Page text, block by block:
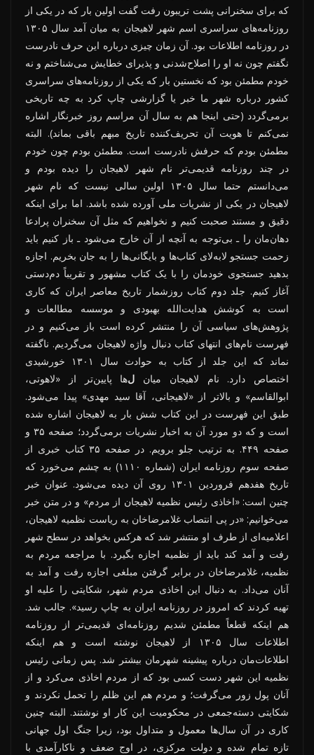
که برای سخنرانی پشت تریبون رفت گفت اولین بار که در یکی از
روزنامه‌های سراسری اسم شهر لاهیجان به میان آمد سال ۱۳۰۵
در روزنامه اطلاعات بود. آن زمان چیزی درباره این حرف نادرست
نگفتم چون نه او را اصلاح‌شدنی و پذیرای خطایش می‌شناختم و نه
خودم مطمئن بود که نخستین بار که یکی از روزنامه‌های سراسری
کشور درباره شهر ما خبر یا گزارشی چاپ کرد به چه تاریخی
برمی‌گردد (حتی اینجا هم به سال آن مراسم روز خبرنگار اشاره
نمی‌کنم تا هویت آن تحریف‌کننده تاریخ مبهم باقی بماند). البته
مطمئن بودم که حرفش نادرست است. مطمئن بودم چون خودم
در چند روزنامه قدیمی‌تر نام شهر لاهیجان را دیده بودم و
می‌دانستم حتما سال ۱۳۰۵ اولین سالی نیست که نام شهر
لاهیجان در یکی از نشریات ملی آورده شده باشد. اما برای اینکه
دقیق و مستند صحبت کنیم و نخواهیم که مثل آن سخنران پرادعا
دهان‌مان را ـ بی‌توجه به آنچه از آن خارج می‌شود ـ باز کنیم باید
زحمت جستجو لابه‌لای کتاب‌ها و بایگانی‌ها را به جان بخریم. اجازه
بدهید جستجوی خودمان را با یک کتاب مشهور و تقریباً دم‌دستی
آغاز کنیم. جلد دوم کتاب روزشمار تاریخ معاصر ایران که کاری
است به کوشش هدایت‌الله بهبودی و موسسه مطالعات و
پژوهش‌های سیاسی آن را منتشر کرده است باز می‌کنیم و در
فهرست نام‌های انتهای کتاب دنبال واژه لاهیجان می‌گردیم. ناگفته
نماند که این جلد از کتاب به حوادث سال ۱۳۰۱ خورشیدی
اختصاص دارد. نام لاهیجان میان ل‌ها پایین‌تر از «لاهوتی،
ابوالقاسم» و بالاتر از «لاهیجانی، آقا سید مهدی» پیدا می‌شود.
طبق این فهرست در این کتاب شش بار به لاهیجان اشاره شده
است و که دو مورد آن به اخبار نشریات برمی‌گردد؛ صفحه ۳۵ و
صفحه ۴۴۹. به ترتیب جلو برویم. در صفحه ۳۵ کتاب خبری از
صفحه سوم روزنامه ایران (شماره ۱۱۱۰) به چشم می‌خورد که
تاریخ هفدهم فروردین ۱۳۰۱ روی آن دیده می‌شود. عنوان خبر
چنین است: «اخاذی رئیس نظمیه لاهیجان از مردم» و در متن خبر
می‌خوانیم: «در پی انتصاب غلامرضاخان به ریاست نظمیه لاهیجان،
اعلامیه‌ای از طرف او منتشر شد که هرکس بخواهد در سطح شهر
رفت و آمد کند باید از نظمیه اجازه بگیرد. با مراجعه مردم به
نظمیه، غلامرضاخان در برابر گرفتن مبلغی اجازه رفت و آمد به
آنان می‌داد. به دنبال این اخاذی مردم شهر، شکایتی را علیه او
تهیه کردند که امروز در روزنامه ایران به چاپ رسید». جالب شد.
هم اینکه قطعاً مطمئن شدیم روزنامه‌ای قدیمی‌تر از روزنامه
اطلاعات سال ۱۳۰۵ از لاهیجان نوشته است و هم اینکه
اطلاعات‌مان درباره پیشینه شهرمان بیشتر شد. پس زمانی رئیس
نظمیه این شهر دست کسی بود که از مردم اخاذی می‌کرد و از
آنان پول زور می‌گرفت؛ و مردم هم این ظلم را تحمل نکردند و
شکایتی دسته‌جمعی در محکومیت این کار او نوشتند. البته چنین
کاری در آن سال‌ها معمول و متداول بود، زیرا جنگ اول جهانی
تازه تمام شده و دولت مرکزی، در اوج ضعف و ناکارآمدی با